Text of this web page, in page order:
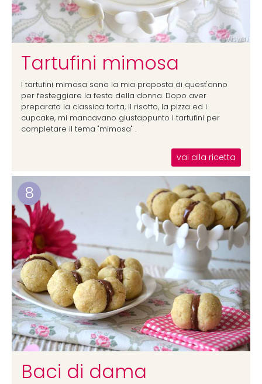
Tartufini mimosa
I tartufini mimosa sono la mia proposta di quest'anno
per festeggiare la festa della donna. Dopo aver
preparato la classica torta, il risotto, la pizza ed i
cupcake, mi mancavano giustappunto i tartufini per
completare il tema "mimosa" .
vai alla ricetta
8
Baci di dama